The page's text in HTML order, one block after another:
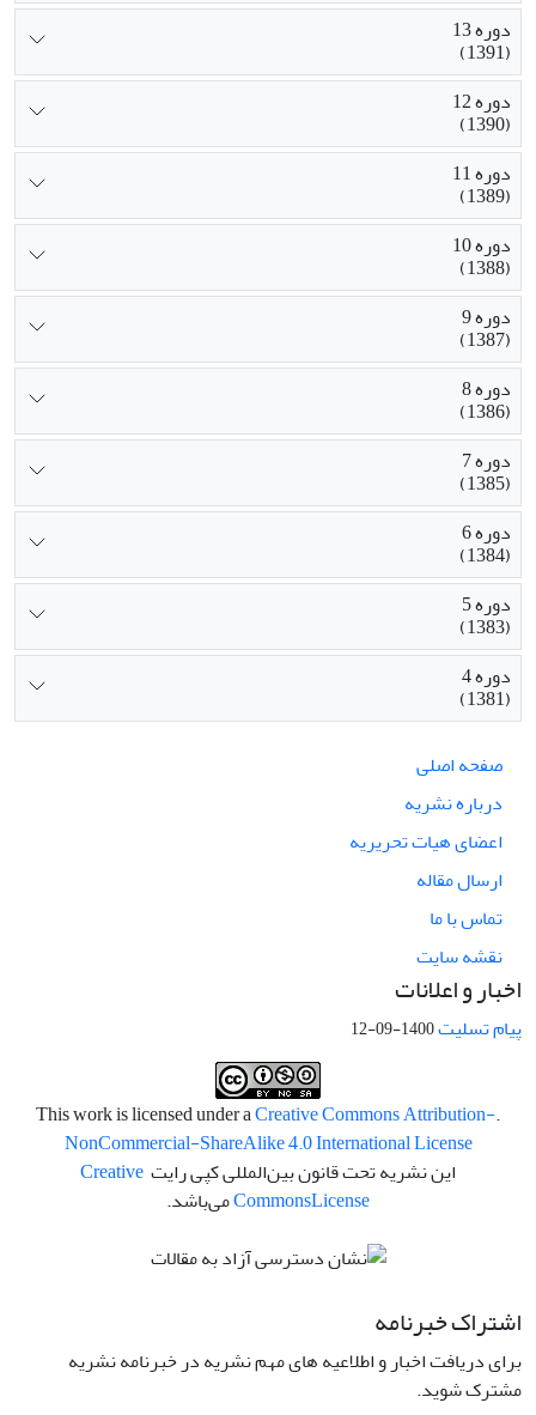
دوره 13
(1391)
دوره 12
(1390)
دوره 11
(1389)
دوره 10
(1388)
دوره 9
(1387)
دوره 8
(1386)
دوره 7
(1385)
دوره 6
(1384)
دوره 5
(1383)
دوره 4
(1381)
صفحه اصلی
درباره نشریه
اعضای هیات تحریریه
ارسال مقاله
تماس با ما
نقشه سایت
اخبار و اعلانات
پیام تسلیت1400-09-12
.This work is licensed under a
Creative Commons Attribution-
NonCommercial-ShareAlike 4.0 International License
این نشریه تحت قانون بین‌المللی کپی رایت Creative
CommonsLicense می‌باشد.
اشتراک خبرنامه
برای دریافت اخبار و اطلاعیه های مهم نشریه در خبرنامه نشریه
مشترک شوید.